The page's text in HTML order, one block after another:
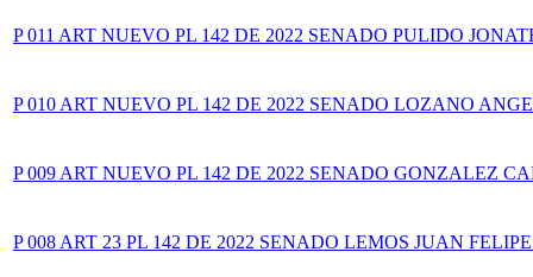
P 011 ART NUEVO PL 142 DE 2022 SENADO PULIDO
P 010 ART NUEVO PL 142 DE 2022 SENADO LOZANO
P 009 ART NUEVO PL 142 DE 2022 SENADO GONZALEZ
P 008 ART 23 PL 142 DE 2022 SENADO LEMOS JUAN